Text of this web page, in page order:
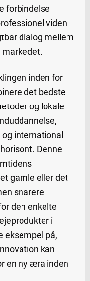
forbindelse
viden
dialog mellem
markedet.
inden for
det bedste
og lokale
international
Denne
gamle eller det
snarere
den enkelte
i
eksempel på,
kan
en ny æra inden